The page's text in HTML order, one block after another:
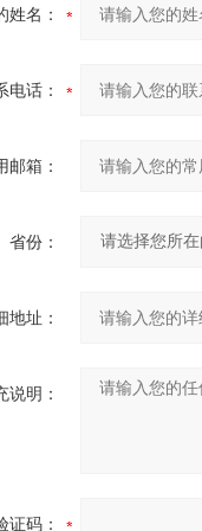
姓名：
电话：
邮箱：
省份：
地址：
说明：
证码：